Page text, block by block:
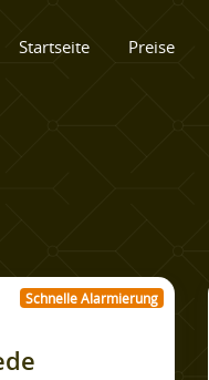
Startseite Preise
Schnelle Alarmierung